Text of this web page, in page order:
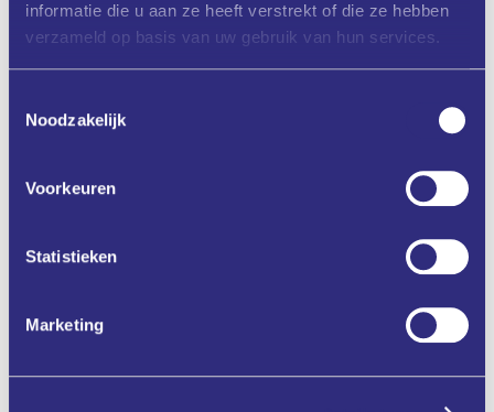
informatie die u aan ze heeft verstrekt of die ze hebben
verzameld op basis van uw gebruik van hun services.
Noodzakelijk
Voorkeuren
Statistieken
Marketing
Programma
Datum: woensdag 25 september 2024
Locatie:Brightlands Smart Services Campus,
Smedestraat